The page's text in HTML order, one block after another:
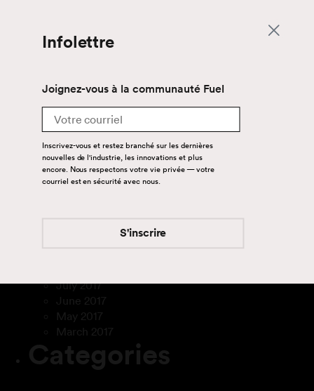
March 2023
November 2022
July 2022
December 2021
March 2020
October 2019
September 2019
January 2018
July 2017
June 2017
May 2017
March 2017
Categories
Infolettre
Joignez-vous à la communauté Fuel
Email
Inscrivez-vous et restez branché sur les dernières
nouvelles de l'industrie, les innovations et plus
encore. Nous respectons votre vie privée — votre
courriel est en sécurité avec nous.
S'inscrire